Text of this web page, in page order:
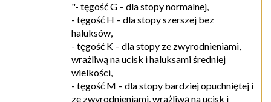
"- tęgość G – dla stopy normalnej,
- tęgość H – dla stopy szerszej bez
haluksów,
- tęgość K – dla stopy ze zwyrodnieniami,
wrażliwą na ucisk i haluksami średniej
wielkości,
- tęgość M – dla stopy bardziej opuchniętej i
ze zwyrodnieniami, wrażliwą na ucisk i